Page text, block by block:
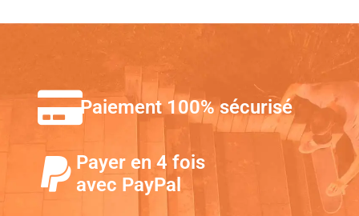
Paiement 100% sécurisé
Payer en 4 fois
avec PayPal